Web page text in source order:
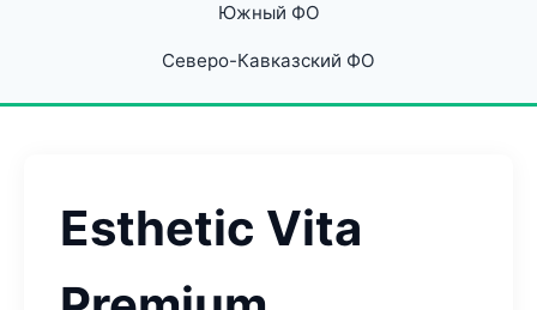
Южный ФО
Северо-Кавказский ФО
Esthetic Vita